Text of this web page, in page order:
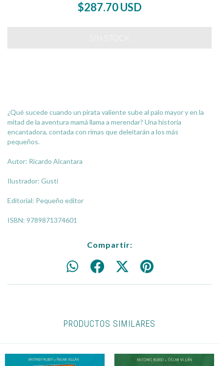
$287.70 USD
¿Qué sucede cuando un pirata valiente sube al palo mayor y en la
mitad de la aventura mamá llama a merendar? Una historia
encantadora, contada con rimas que deleitarán a los más
pequeños.
Autor: Ricardo Alcantara
Ilustrador: Gusti
Editorial: Pequeño editor
ISBN: 9789871374601
Compartir:
PRODUCTOS SIMILARES